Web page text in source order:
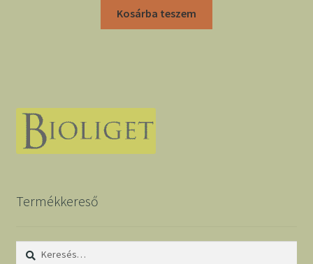
Kosárba teszem
Termékkereső
Keresés: